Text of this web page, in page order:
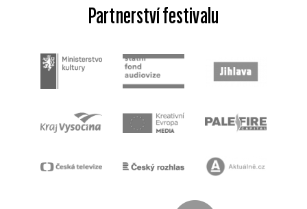
Partnerství festivalu